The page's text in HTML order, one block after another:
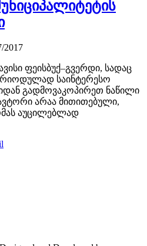
2017
ფეისბუქ–გვერდი, სადაც
საინტერესო
გადმოვაკოპირეთ ნაწილი
არაა მითითებული,
აუცილებლად